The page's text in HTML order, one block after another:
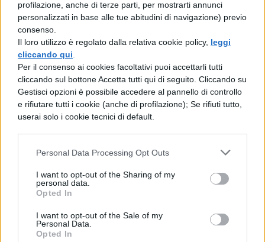
profilazione, anche di terze parti, per mostrarti annunci
personalizzati in base alle tue abitudini di navigazione) previo
consenso.
Il loro utilizzo è regolato dalla relativa cookie policy, leggi
cliccando qui
Per il consenso ai cookies facoltativi puoi accettarli tutti
cliccando sul bottone Accetta tutti qui di seguito. Cliccando su
Gestisci opzioni è possibile accedere al pannello di controllo
e rifiutare tutti i cookie (anche di profilazione); Se rifiuti tutto,
userai solo i cookie tecnici di default.
Personal Data Processing Opt Outs
I want to opt-out of the Sharing of my
personal data.
Opted In
I want to opt-out of the Sale of my
Personal Data.
Opted In
vita in sella ad una moto, è sempre dietro
l’angolo ma quel groppo in gola, quella
voglia di imprecare contro il destino, quella
sensazione di smarrimento non li riesci a
cancellare con la ragione.
Agli occhi del mondo Sic era un grande
bambinone, un eterno Peter Pan, un
istrionico campione sbucato da un
fumetto. E così lo ricorderemo, con i suoi
da cartoon per cui è impossibile non
provare simpatia. Era un buono, un eroe da
cartoon. Ma stavolta niente happy ending.